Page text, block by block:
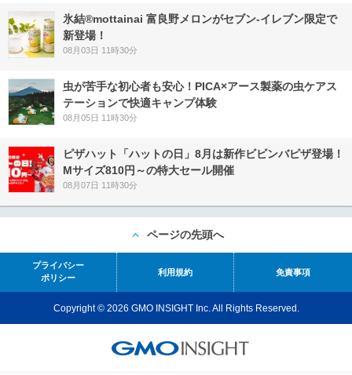
氷結®mottainai 富良野メロンがセブン‐イレブン限定で
新登場！
08月03日 11時30分
虫が苦手な初心者も安心！PICA×アース製薬の虫ケアス
テーションで快適キャンプ体験
08月05日 11時30分
ピザハット「ハットの日」8月は新作ビビンバピザ登場！
Mサイズ810円～の特大セール開催
08月07日 11時30分
ページの先頭へ
プライバシー
ポリシー
利用規約 免責事項
Copyright © 2026 GMO INSIGHT Inc. All Rights Reserved.